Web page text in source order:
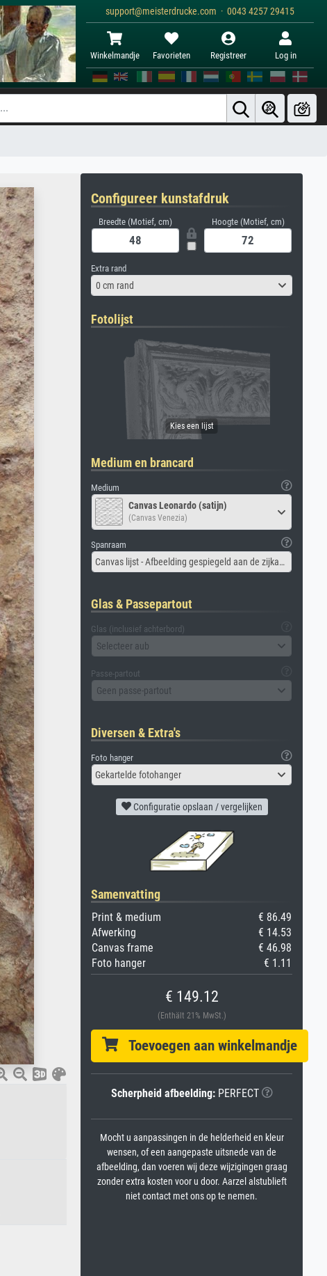
support@meisterdrucke.com · 0043 4257 29415
Winkelmandje Favorieten Registreer Log in
Configureer kunstafdruk
Breedte (Motief, cm) Hoogte (Motief, cm)
Extra rand
0 cm rand
Fotolijst
Medium en brancard
Medium
Canvas Leonardo (satijn)
(Canvas Venezia)
Spanraam
Canvas lijst - Afbeelding gespiegeld aan de zijkant
Glas & Passepartout
Glas (inclusief achterbord)
Selecteer aub
Passe-partout
Geen passe-partout
Diversen & Extra's
Foto hanger
Gekartelde fotohanger
Configuratie opslaan / vergelijken
Samenvatting
Print & medium
€ 86.49
Afwerking
€ 14.53
Canvas frame
€ 46.98
Foto hanger
€ 1.11
€ 149.12
(Enthält 21% MwSt.)
Toevoegen aan winkelmandje
Scherpheid afbeelding:PERFECT
Mocht u aanpassingen in de helderheid en kleur
wensen, of een aangepaste uitsnede van de
afbeelding, dan voeren wij deze wijzigingen graag
zonder extra kosten voor u door. Aarzel alstublieft
niet contact met ons op te nemen.